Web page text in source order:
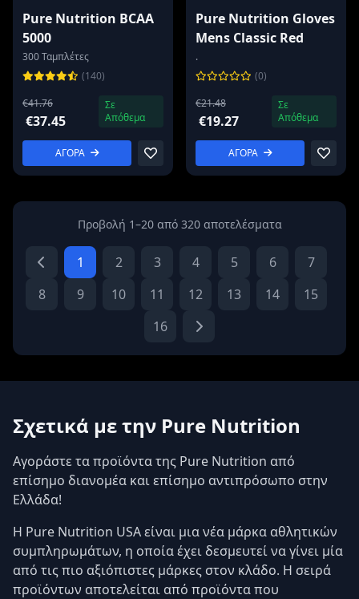
Pure Nutrition BCAA
5000
300 Ταμπλέτες
(140)
€41.76
€37.45
Σε
Απόθεμα
ΑΓΟΡΑ
Pure Nutrition Gloves
Mens Classic Red
.
(0)
€21.48
€19.27
Σε
Απόθεμα
ΑΓΟΡΑ
Προβολή 1–20 από 320 αποτελέσματα
1 2 3 4 5 6
7
8
9 10 11 12 13 14
15
16
Σχετικά με την Pure Nutrition
Αγοράστε τα προϊόντα της Pure Nutrition από
επίσημο διανομέα και επίσημο αντιπρόσωπο στην
Ελλάδα!
Η Pure Nutrition USA είναι μια νέα μάρκα αθλητικών
συμπληρωμάτων, η οποία έχει δεσμευτεί να γίνει μία
από τις πιο αξιόπιστες μάρκες στον κλάδο. Η σειρά
προϊόντων αποτελείται από προϊόντα που